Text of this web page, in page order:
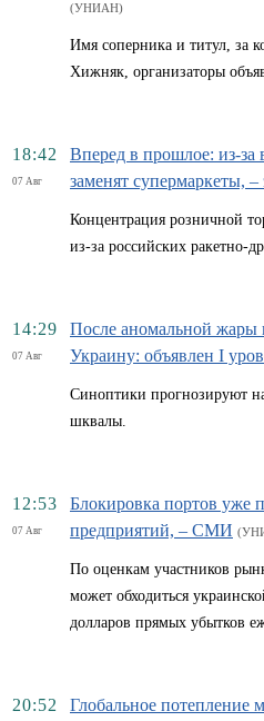
(УНИАН)
Имя соперника и титул, за
Хижняк, организаторы
18:42
07 Авг
Вперед в прошлое: из-
заменят супермаркеты, –
Концентрация розничной
из-за российских ракетно-
14:29
07 Авг
После аномальной жары
Украину: объявлен I
Синоптики прогнозируют
шквалы.
12:53
07 Авг
Блокировка портов уже
предприятий, – СМИ
По оценкам участников
может обходиться
долларов прямых убытков
20:52
Глобальное потепление